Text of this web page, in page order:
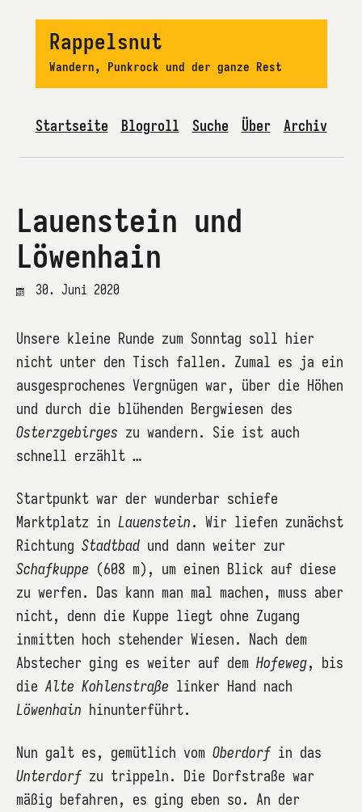
Rappelsnut
Wandern, Punkrock und der ganze Rest
Startseite Blogroll Suche Über Archiv
Lauenstein und
Löwenhain
30. Juni 2020
Unsere kleine Runde zum Sonntag soll hier
nicht unter den Tisch fallen. Zumal es ja ein
ausgesprochenes Vergnügen war, über die Höhen
und durch die blühenden Bergwiesen des
Osterzgebirges zu wandern. Sie ist auch
schnell erzählt …
Startpunkt war der wunderbar schiefe
Marktplatz in Lauenstein. Wir liefen zunächst
Richtung Stadtbad und dann weiter zur
Schafkuppe (608 m), um einen Blick auf diese
zu werfen. Das kann man mal machen, muss aber
nicht, denn die Kuppe liegt ohne Zugang
inmitten hoch stehender Wiesen. Nach dem
Abstecher ging es weiter auf dem Hofeweg, bis
die Alte Kohlenstraße linker Hand nach
Löwenhain hinunterführt.
Nun galt es, gemütlich vom Oberdorf in das
Unterdorf zu trippeln. Die Dorfstraße war
mäßig befahren, es ging eben so. An der